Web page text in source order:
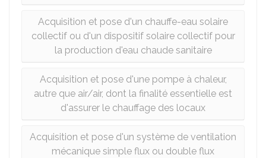
Acquisition et pose d'un chauffe-eau solaire
collectif ou d'un dispositif solaire collectif pour
la production d'eau chaude sanitaire
Acquisition et pose d'une pompe à chaleur,
autre que air/air, dont la finalité essentielle est
d'assurer le chauffage des locaux
Acquisition et pose d'un système de ventilation
mécanique simple flux ou double flux